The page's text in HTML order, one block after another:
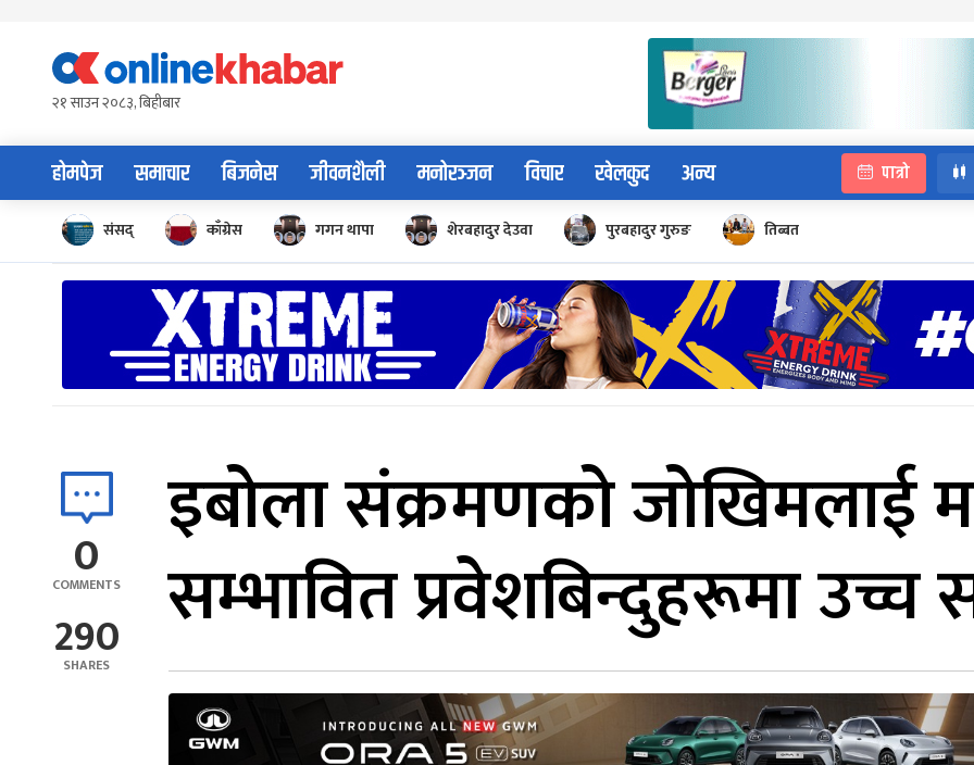
content२१ साउन २०८३, बिहीबार
होमपेज समाचार बिजनेस जीवनशैली मनोरञ्जन विचार खेलकुद अन्य पात्रो
संसद् काँग्रेस गगन थापा शेरबहादुर देउवा पुरबहादुर गुरुङ तिब्बत
0
COMMENTS
290
SHARES
इबोला संक्रमणको जोखिमलाई
सम्भावित प्रवेशबिन्दुहरूमा उच्च